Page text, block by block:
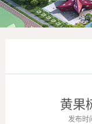
黄果
发布时